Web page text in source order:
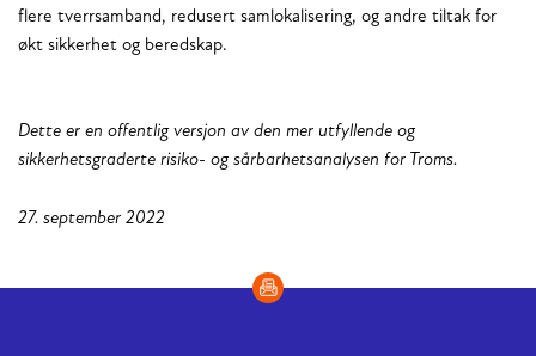
flere tverrsamband, redusert samlokalisering, og andre tiltak for
økt sikkerhet og beredskap.
Dette er en offentlig versjon av den mer utfyllende og
sikkerhetsgraderte risiko- og sårbarhetsanalysen for Troms.
27. september 2022